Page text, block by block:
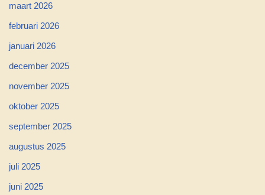
maart 2026
februari 2026
januari 2026
december 2025
november 2025
oktober 2025
september 2025
augustus 2025
juli 2025
juni 2025